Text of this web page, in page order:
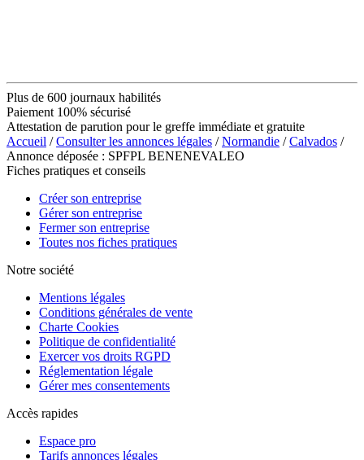
Plus de 600 journaux habilités
Paiement 100% sécurisé
Attestation de parution pour le greffe immédiate et gratuite
Accueil /Consulter les annonces légales /Normandie /Calvados /
Annonce déposée : SPFPL BENENEVALEO
Fiches pratiques et conseils
Créer son entreprise
Gérer son entreprise
Fermer son entreprise
Toutes nos fiches pratiques
Notre société
Mentions légales
Conditions générales de vente
Charte Cookies
Politique de confidentialité
Exercer vos droits RGPD
Réglementation légale
Gérer mes consentements
Accès rapides
Espace pro
Tarifs annonces légales